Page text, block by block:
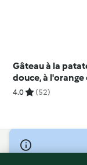
Gâteau à la
douce, à l'orange
aux épices
4.0 (52)
© Copyright 2026